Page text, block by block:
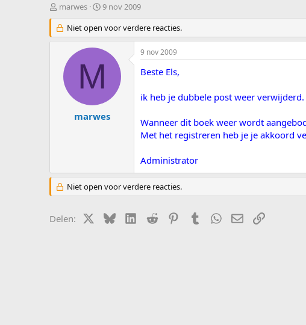
T
p
i
marwes
S
a
r
t
m
9 nov 2009
Niet open voor verdere reacties.
M
marwes
9 nov 2009
Beste Els,
ik heb je dubbele post weer
Wanneer dit boek weer wordt
Met het registreren heb je je akkoord
Administrator
Niet open voor verdere reacties.
Delen: X (Twitter)
BlueskyLinkedIn
Reddit PinterestTumblrWhatsApp
E-mailLink